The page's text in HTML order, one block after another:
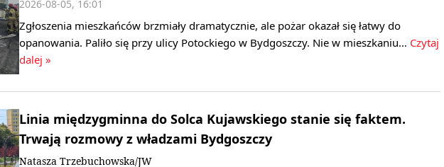
2026-08-05, 16:01
Zgłoszenia mieszkańców brzmiały dramatycznie, ale pożar okazał się łatwy do
opanowania. Paliło się przy ulicy Potockiego w Bydgoszczy. Nie w mieszkaniu… Czytaj
dalej »
Linia międzygminna do Solca Kujawskiego stanie się faktem.
Trwają rozmowy z władzami Bydgoszczy
Natasza Trzebuchowska/JW